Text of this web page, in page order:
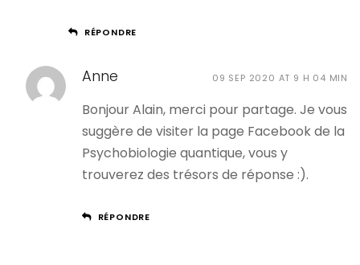
RÉPONDRE
Anne 09 SEP 2020 AT 9 H 04 MIN
Bonjour Alain, merci pour partage. Je vous
suggère de visiter la page Facebook de la
Psychobiologie quantique, vous y
trouverez des trésors de réponse :).
RÉPONDRE